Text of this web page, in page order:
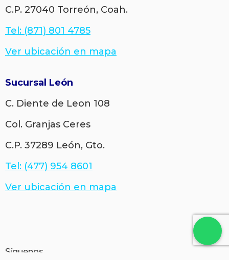
C.P. 27040 Torreón, Coah.
Tel: (871) 801 4785
Ver ubicación en mapa
Sucursal León
C. Diente de Leon 108
Col. Granjas Ceres
C.P. 37289 León, Gto.
Tel: (477) 954 8601
Ver ubicación en mapa
Síguenos